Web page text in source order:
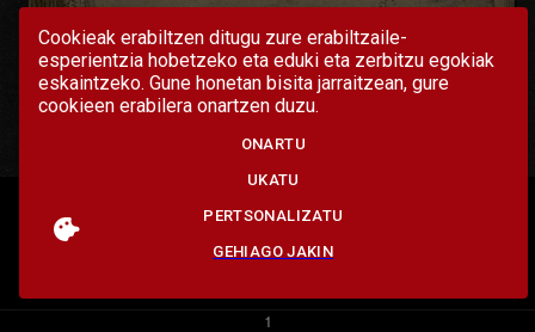
Cookieak erabiltzen ditugu zure erabiltzaile-
esperientzia hobetzeko eta eduki eta zerbitzu egokiak
eskaintzeko. Gune honetan bisita jarraitzean, gure
cookieen erabilera onartzen duzu.
ONARTU
UKATU
PERTSONALIZATU
GEHIAGO JAKIN